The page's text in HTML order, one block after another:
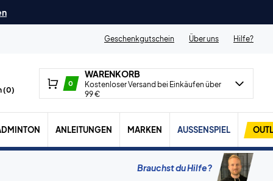
Geschenkgutschein
Über uns Hilfe?
(0)
0
WARENKORB
Kostenloser Versand bei Einkäufen über
99 €
ANLEITUNGEN MARKEN AUSSENSPIEL
Brauchst du Hilfe?